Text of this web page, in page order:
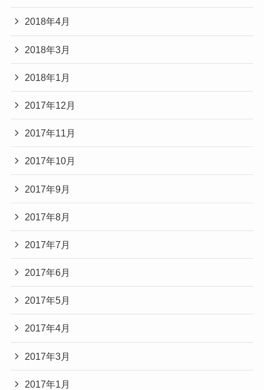
2018年4月
2018年3月
2018年1月
2017年12月
2017年11月
2017年10月
2017年9月
2017年8月
2017年7月
2017年6月
2017年5月
2017年4月
2017年3月
2017年1月